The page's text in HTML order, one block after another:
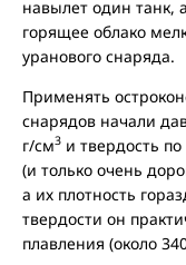
навылет один танк,
горящее облако
уранового снаряда.
Применять
снарядов начали
г/см3 и твердость
(и только очень
а их плотность
твердости он
плавления (около